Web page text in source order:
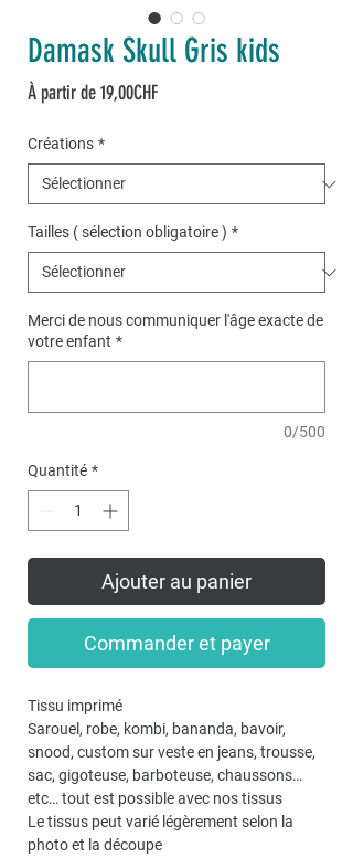
Damask Skull Gris kids
À partir de19,00CHFPrix
Créations *
Tailles ( sélection obligatoire ) *
Merci de nous communiquer l'âge exacte de
votre enfant *
0/500
Quantité *
Ajouter au panier
Commander et payer
Tissu imprimé
Sarouel, robe, kombi, bananda, bavoir,
snood, custom sur veste en jeans, trousse,
sac, gigoteuse, barboteuse, chaussons…
etc… tout est possible avec nos tissus
Le tissus peut varié légèrement selon la
photo et la découpe